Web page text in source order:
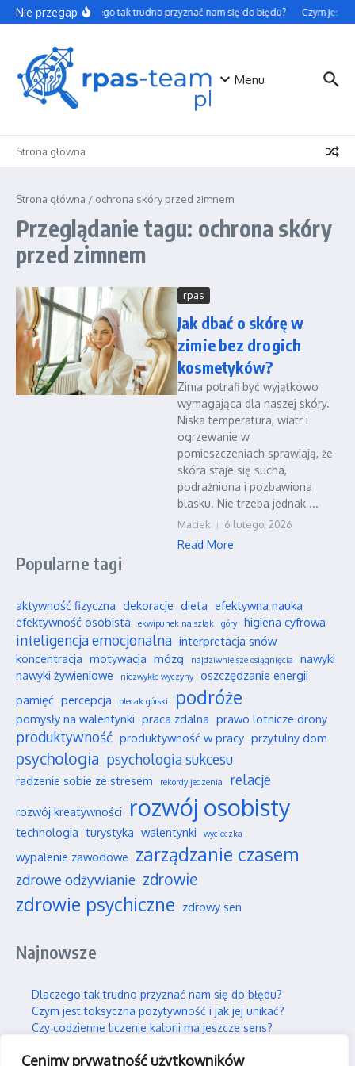
Cenimy prywatność użytkowników
Przejdź do treści
Nie przegapDlaczego tak trudno przyznać nam się do błędu? Czym jest
Menu
Strona główna
Strona główna / ochrona skóry przed zimnem
Przeglądanie tagu: ochrona skóry
przed zimnem
rpas
Jak dbać o skórę w
zimie bez drogich
kosmetyków?
Zima potrafi być wyjątkowo
wymagająca dla naszej skóry.
Niska temperatura, wiatr i
ogrzewanie w
pomieszczeniach sprawiają, że
skóra staje się sucha,
podrażniona i pozbawiona
blasku. Nie trzeba jednak ...
Maciek 6 lutego, 2026
Read More
Popularne tagi
aktywność fizyczna dekoracje dieta efektywna nauka
efektywność osobista
ekwipunek na szlak góry higiena cyfrowa
inteligencja emocjonalna interpretacja snów
koncentracja motywacja mózg najdziwniejsze osiągnięcia
nawyki
nawyki żywieniowe
niezwykłe wyczyny
oszczędzanie energii
pamięć percepcja plecak górski podróże
pomysły na walentynki praca zdalna prawo lotnicze drony
produktywność produktywność w pracy przytulny dom
psychologia psychologia sukcesu
radzenie sobie ze stresem rekordy jedzenia relacje
rozwój kreatywności rozwój osobisty
technologia turystyka walentynki wycieczka
wypalenie zawodowe zarządzanie czasem
zdrowe odżywianie zdrowie
zdrowie psychiczne zdrowy sen
Najnowsze
Dlaczego tak trudno przyznać nam się do błędu?
Czym jest toksyczna pozytywność i jak jej unikać?
Czy codzienne liczenie kalorii ma jeszcze sens?
Wpływ social mediów na nasze wieloletnie przyjaźnie